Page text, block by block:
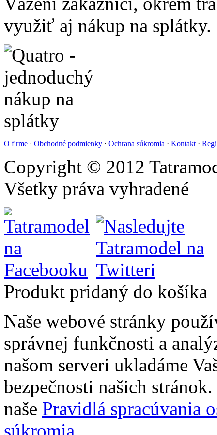
využiť aj nákup na splátky.
O firme · Obchodné podmienky · Ochrana súkromia · Kontakt ·
Copyright © 2012
Všetky práva vyhradené
Produkt pridaný do košíka
Naše webové stránky
správnej funkčnosti a
našom serveri ukladáme
bezpečnosti našich
naše Pravidlá spracúvania
súkromia